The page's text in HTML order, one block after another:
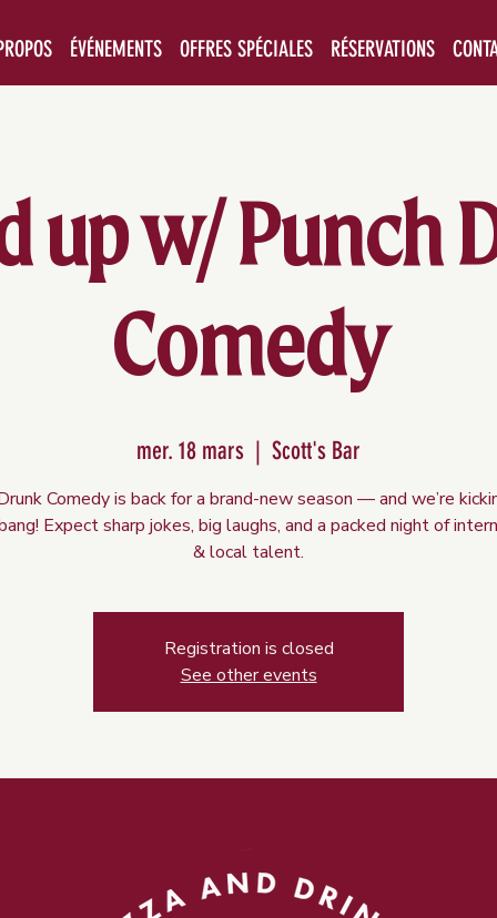
ÉVÉNEMENTS OFFRES SPÉCIALES RÉSERVATIONS
up w/ Punch
Comedy
mer. 18 mars
  |
Scott's Bar
Comedy is back for a brand-new season — and we’re
Expect sharp jokes, big laughs, and a packed night of
& local talent.
Registration is closed
See other events